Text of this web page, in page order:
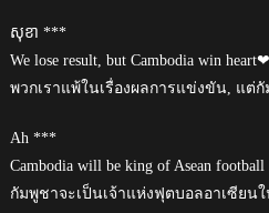
សុខា ***
We lose result, but Cambodia win
พวกเราแพ้ในเรื่องผลการแข่งขัน, แต่
Ah ***
Cambodia will be king of Asean football
กัมพูชาจะเป็นเจ้าแห่งฟุตบอลอาเซียน